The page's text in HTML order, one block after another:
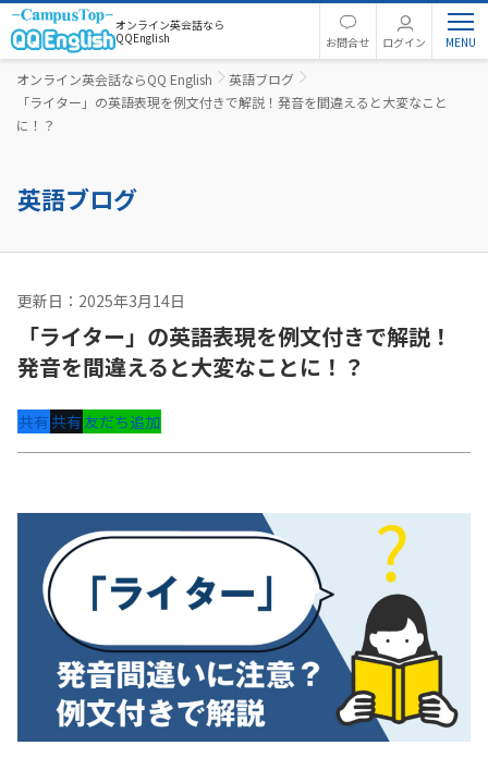
オンライン英会話なら
QQEnglish
お問合せ ログイン
オンライン英会話ならQQ English
英語ブログ
「ライター」の英語表現を例文付きで解説！発音を間違えると大変なこと
に！？
英語ブログ
更新日：2025年3月14日
「ライター」の英語表現を例文付きで解説！
発音を間違えると大変なことに！？
共有共有友だち追加